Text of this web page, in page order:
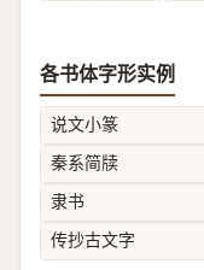
各书体字形实例
说文小篆
秦系简牍
隶书
传抄古文字